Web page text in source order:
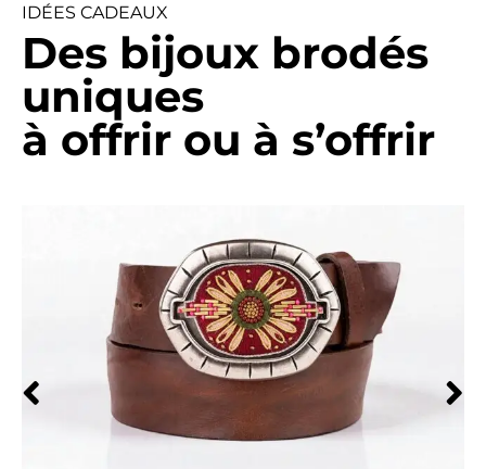
IDÉES CADEAUX
Des bijoux brodés
uniques
à offrir ou à s’offrir